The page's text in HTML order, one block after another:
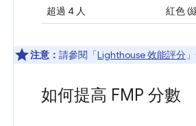
超過 4 人
紅色 (
注意： 請參閱「 Lighthouse 效能評分
如何提高 FMP 分數